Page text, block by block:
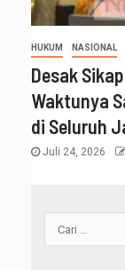
HUKUM NASIONAL
Desak
Waktunya
di Seluruh
Juli 24, 2026